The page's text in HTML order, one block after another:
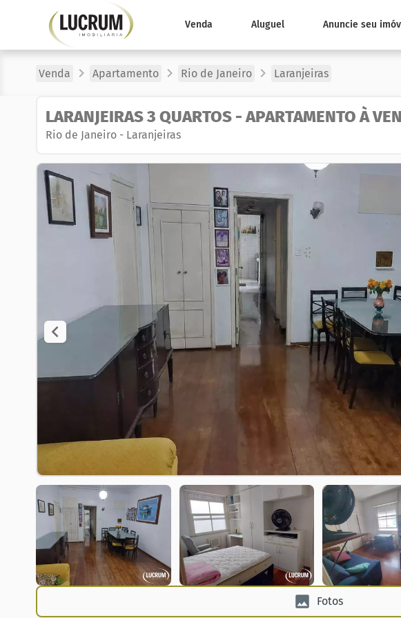
Venda Aluguel Anuncie seu
Venda Apartamento Rio de Janeiro Laranjeiras
LARANJEIRAS 3 QUARTOS - APARTAMENTO À
Rio de Janeiro- Laranjeiras
Fotos